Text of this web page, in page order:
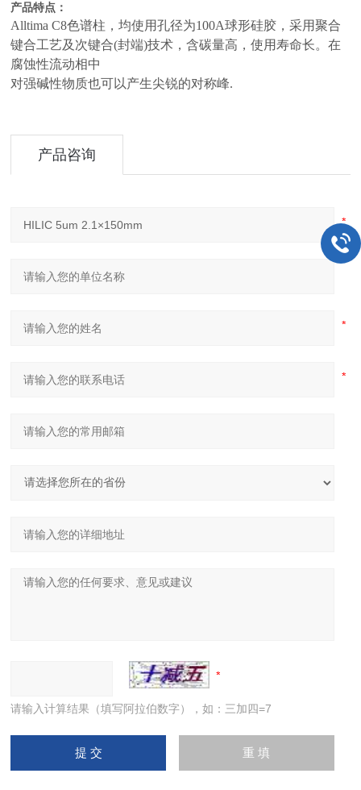
产品特点：
Alltima C8色谱柱，均使用孔径为100A球形硅胶，采用聚合
键合工艺及次键合(封端)技术，含碳量高，使用寿命长。在
腐蚀性流动相中
对强碱性物质也可以产生尖锐的对称峰.
产品咨询
请输入计算结果（填写阿拉伯数字），如：三加四=7